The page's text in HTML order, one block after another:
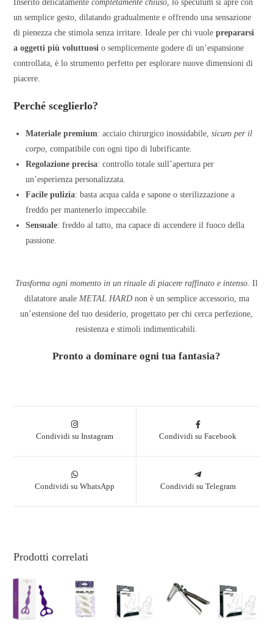
Inserito delicatamentecompletamente chiuso, lo speculum si apre con
un semplice gesto, dilatando gradualmente e offrendo una sensazione
di pienezza che stimola senza irritare. Ideale per chi vuoleprepararsi
a oggetti più voluttuosi o semplicemente godere di un’espansione
controllata, è lo strumento perfetto per esplorare nuove dimensioni di
piacere.
Perché sceglierlo?
Materiale premium: acciaio chirurgico inossidabile,sicuro per il
corpo, compatibile con ogni tipo di lubrificante.
Regolazione precisa: controllo totale sull’apertura per
un’esperienza personalizzata.
Facile pulizia: basta acqua calda e sapone o sterilizzazione a
freddo per mantenerlo impeccabile.
Sensuale: freddo al tatto, ma capace di accendere il fuoco della
passione.
Trasforma ogni momento in un rituale di piacere raffinato e intenso. Il
dilatatore anale METAL HARDnon è un semplice accessorio, ma
un’estensione del tuo desiderio, progettato per chi cerca perfezione,
resistenza e stimoli indimenticabili.
Pronto a dominare ogni tua fantasia?
Condividi su Instagram Condividi su Facebook
Condividi su WhatsApp Condividi su Telegram
Prodotti correlati